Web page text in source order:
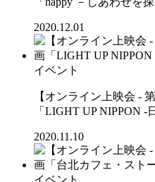
2020.12.01
イベント
【オンライン上映会 -
「LIGHT UP NIPPON -
2020.11.10
イベント